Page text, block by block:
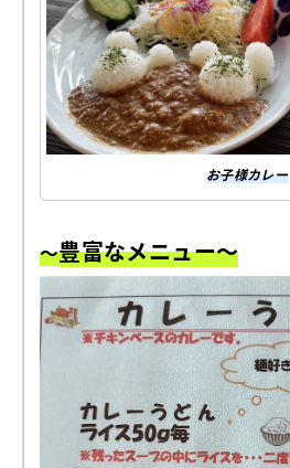
お子様カレー
～豊富なメニュー～